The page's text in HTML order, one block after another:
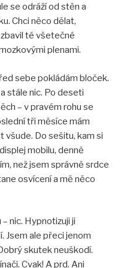
se odráží od stěn a
Chci něco dělat,
té všetečné
plenami.
sebe pokládám bloček.
stále nic. Po deseti
– v pravém rohu se
tři měsíce mám
všude. Do sešitu, kam si
mobilu, denně
než jsem správně srdce
osvícení a mě něco
nic. Hypnotizuji ji
Jsem ale přeci jenom
skutek neuškodí.
Cvak! A prd. Ani